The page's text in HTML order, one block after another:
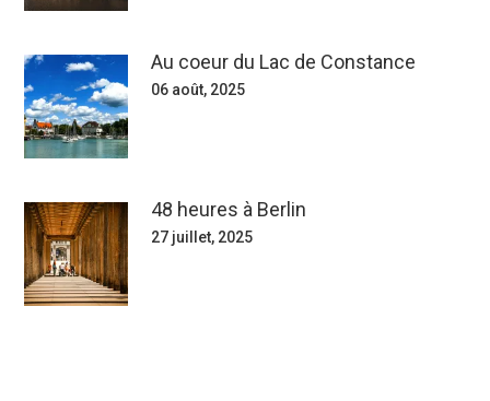
Au coeur du Lac de Constance
06 août, 2025
48 heures à Berlin
27 juillet, 2025